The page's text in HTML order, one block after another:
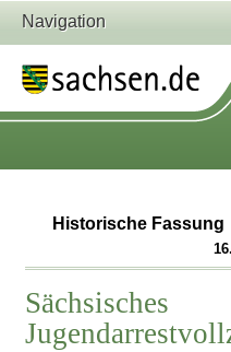
Navigation
Historische Fassung
Sächsisches